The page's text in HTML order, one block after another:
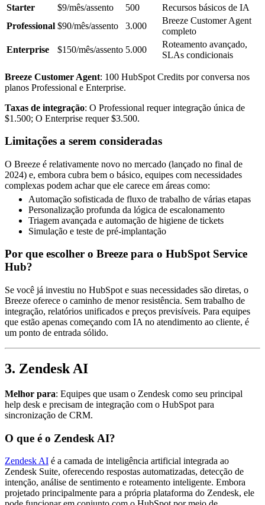
Starter
$9/mês/assento 500
Recursos básicos de IA
Professional $90/mês/assento 3.000
Breeze Customer Agent
completo
Enterprise
$150/mês/assento 5.000
Roteamento avançado,
SLAs condicionais
Breeze Customer Agent: 100 HubSpot Credits por conversa nos
planos Professional e Enterprise.
Taxas de integração: O Professional requer integração única de
$1.500; O Enterprise requer $3.500.
Limitações a serem consideradas
O Breeze é relativamente novo no mercado (lançado no final de
2024) e, embora cubra bem o básico, equipes com necessidades
complexas podem achar que ele carece em áreas como:
Automação sofisticada de fluxo de trabalho de várias etapas
Personalização profunda da lógica de escalonamento
Triagem avançada e automação de higiene de tickets
Simulação e teste de pré-implantação
Por que escolher o Breeze para o HubSpot Service
Hub?
Se você já investiu no HubSpot e suas necessidades são diretas, o
Breeze oferece o caminho de menor resistência. Sem trabalho de
integração, relatórios unificados e preços previsíveis. Para equipes
que estão apenas começando com IA no atendimento ao cliente, é
um ponto de entrada sólido.
3. Zendesk AI
Melhor para: Equipes que usam o Zendesk como seu principal
help desk e precisam de integração com o HubSpot para
sincronização de CRM.
O que é o Zendesk AI?
Zendesk AI é a camada de inteligência artificial integrada ao
Zendesk Suite, oferecendo respostas automatizadas, detecção de
intenção, análise de sentimento e roteamento inteligente. Embora
projetado principalmente para a própria plataforma do Zendesk, ele